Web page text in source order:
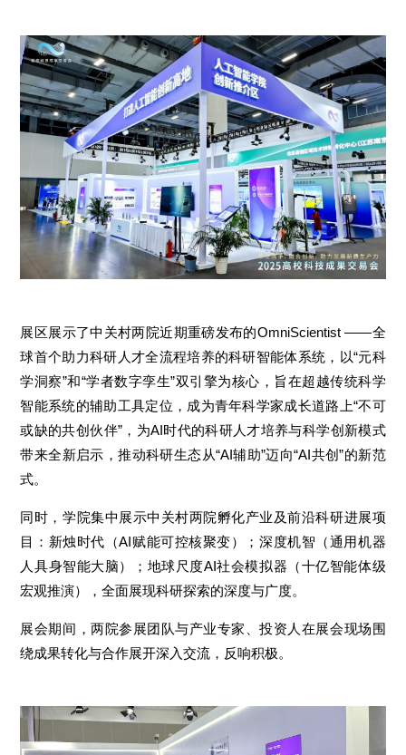
展区展示了中关村两院近期重磅发布的OmniScientist ——全
球首个助力科研人才全流程培养的科研智能体系统，以“元科
学洞察”和“学者数字孪生”双引擎为核心，旨在超越传统科学
智能系统的辅助工具定位，成为青年科学家成长道路上“不可
或缺的共创伙伴”，为AI时代的科研人才培养与科学创新模式
带来全新启示，推动科研生态从“AI辅助”迈向“AI共创”的新范
式。
同时，学院集中展示中关村两院孵化产业及前沿科研进展项
目：新烛时代（AI赋能可控核聚变）；深度机智（通用机器
人具身智能大脑）；地球尺度AI社会模拟器（十亿智能体级
宏观推演），全面展现科研探索的深度与广度。
展会期间，两院参展团队与产业专家、投资人在展会现场围
绕成果转化与合作展开深入交流，反响积极。